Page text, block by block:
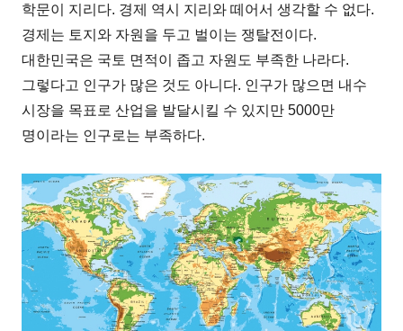
학문이 지리다. 경제 역시 지리와 떼어서 생각할 수 없다.
경제는 토지와 자원을 두고 벌이는 쟁탈전이다.
대한민국은 국토 면적이 좁고 자원도 부족한 나라다.
그렇다고 인구가 많은 것도 아니다. 인구가 많으면 내수
시장을 목표로 산업을 발달시킬 수 있지만 5000만
명이라는 인구로는 부족하다.